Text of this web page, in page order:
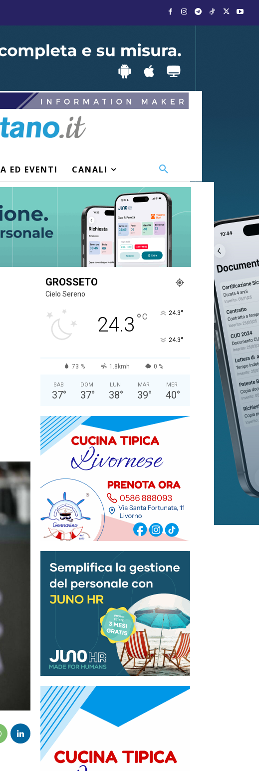
ED EVENTI CANALI
GROSSETO
Cielo Sereno
24.3 °C 24.3°
24.3°
73 % 1.8kmh 0 %
SAB
37°
DOM
37°
LUN
38°
MAR
39°
MER
40°